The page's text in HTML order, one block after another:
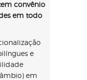
convênio
em todo
e
em